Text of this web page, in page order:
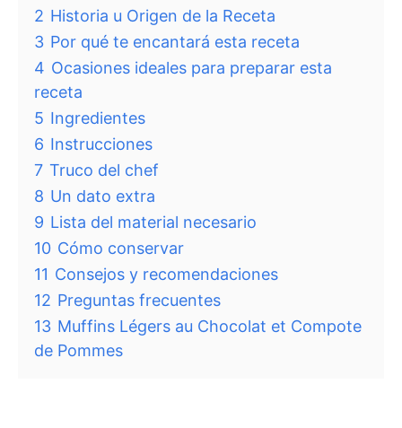
2 Historia u Origen de la Receta
3 Por qué te encantará esta receta
4 Ocasiones ideales para preparar esta
receta
5 Ingredientes
6 Instrucciones
7 Truco del chef
8 Un dato extra
9 Lista del material necesario
10 Cómo conservar
11 Consejos y recomendaciones
12 Preguntas frecuentes
13 Muffins Légers au Chocolat et Compote
de Pommes